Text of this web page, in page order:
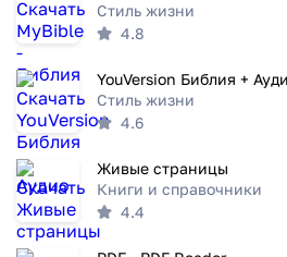
Стиль жизни
4.8
YouVersion Библия +
Стиль жизни
4.6
Живые страницы
Книги и справочники
4.4